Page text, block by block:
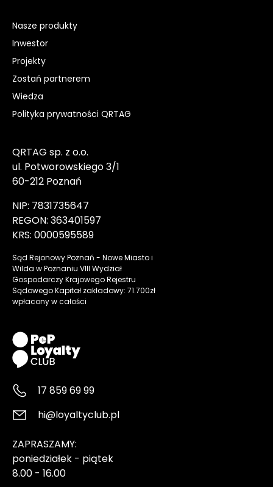
Nasze produkty
Inwestor
Projekty
Zostań partnerem
Wiedza
Polityka prywatności QRTAG
QRTAG sp. z o.o.
ul. Potworowskiego 3/1
60-212 Poznań
NIP: 7831735647
REGON: 363401597
KRS: 0000595589
Sąd Rejonowy Poznań - Nowe Miasto i
Wilda w Poznaniu VIII Wydział
Gospodarczy Krajowego Rejestru
Sądowego Kapitał zakładowy: 71.700zł
wpłacony w całości
17 859 69 99
hi@loyaltyclub.pl
ZAPRASZAMY:
poniedziałek - piątek
8.00 - 16.00